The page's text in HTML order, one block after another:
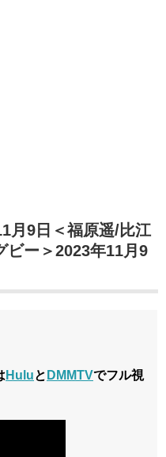
月9日＜福原遥/比江
ビー＞2023年11月9
Huluと DMMTVでフル視